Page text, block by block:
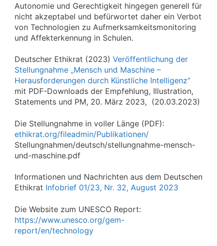
Autonomie und Gerechtigkeit hingegen generell für
nicht akzeptabel und befürwortet daher ein Verbot
von Technologien zu Aufmerksamkeitsmonitoring
und Affekterkennung in Schulen.
Deutscher Ethikrat (2023) Veröffentlichung der
Stellungnahme ‚‚Mensch und Maschine –
Herausforderungen durch Künstliche Intelligenz“
mit PDF-Downloads der Empfehlung, Illustration,
Statements und PM, 20. März 2023, (20.03.2023)
Die Stellungnahme in voller Länge (PDF):
ethikrat.org/fileadmin/Publikationen/
Stellungnahmen/deutsch/stellungnahme-mensch-
und-maschine.pdf
Informationen und Nachrichten aus dem Deutschen
Ethikrat Infobrief 01/23, Nr. 32, August 2023
Die Website zum UNESCO Report:
https://www.unesco.org/gem-
report/en/technology